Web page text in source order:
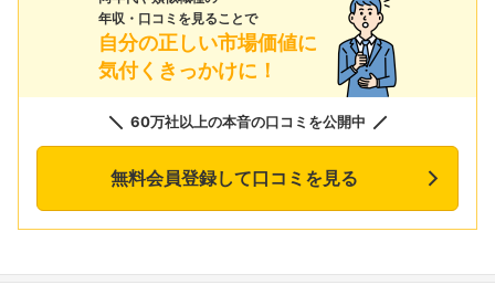
年収・口コミを見ることで
自分の正しい市場価値に
気付くきっかけに！
60万社以上の本音の口コミを公開中
無料会員登録して口コミを見る